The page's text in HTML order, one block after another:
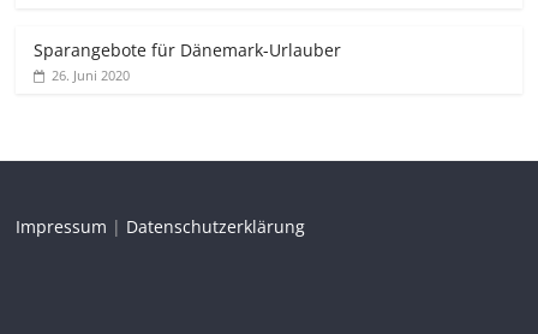
Sparangebote für Dänemark-Urlauber
26. Juni 2020
Impressum | Datenschutzerklärung